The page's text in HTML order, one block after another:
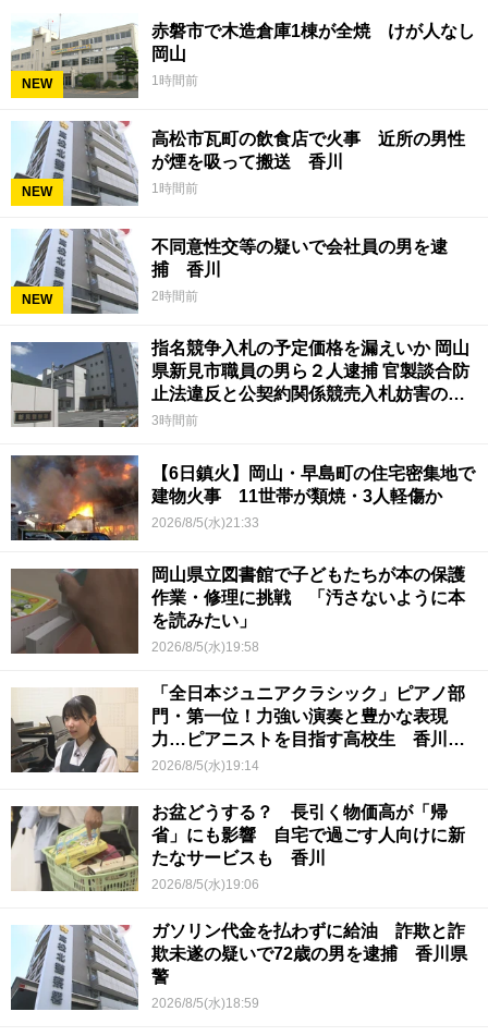
NEW
赤磐市で木造倉庫1棟が全焼 けが人なし
岡山
1時間前
NEW
高松市瓦町の飲食店で火事 近所の男性
が煙を吸って搬送 香川
1時間前
NEW
不同意性交等の疑いで会社員の男を逮
捕 香川
2時間前
指名競争入札の予定価格を漏えいか 岡山
県新見市職員の男ら２人逮捕 官製談合防
止法違反と公契約関係競売入札妨害の疑
い
3時間前
【6日鎮火】岡山・早島町の住宅密集地で
建物火事 11世帯が類焼・3人軽傷か
2026/8/5(水)21:33
岡山県立図書館で子どもたちが本の保護
作業・修理に挑戦 「汚さないように本
を読みたい」
2026/8/5(水)19:58
「全日本ジュニアクラシック」ピアノ部
門・第一位！力強い演奏と豊かな表現
力…ピアニストを目指す高校生 香川
【青春のキセキ】
2026/8/5(水)19:14
お盆どうする？ 長引く物価高が「帰
省」にも影響 自宅で過ごす人向けに新
たなサービスも 香川
2026/8/5(水)19:06
ガソリン代金を払わずに給油 詐欺と詐
欺未遂の疑いで72歳の男を逮捕 香川県
警
2026/8/5(水)18:59